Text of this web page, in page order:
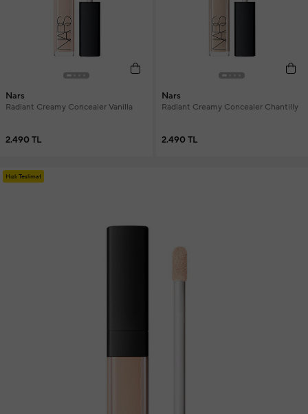
Nars
Radiant Creamy Concealer Vanilla
2.490 TL
Nars
Radiant Creamy Concealer Chantilly
2.490 TL
Hızlı Teslimat